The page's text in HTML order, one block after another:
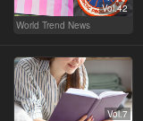
Vol.42
World Trend News
Vol.7